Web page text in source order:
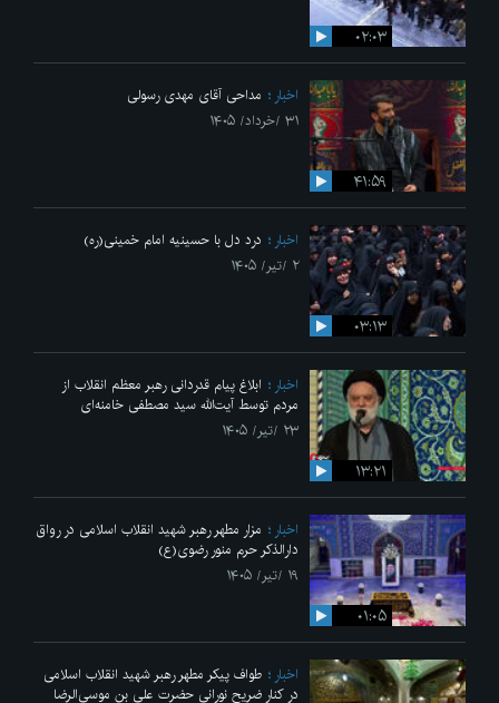
۰۲:۰۳
۴۱:۵۹
اخبار
مداحی آقای مهدی رسولی
۳۱ /خرداد/ ۱۴۰۵
۰۳:۱۳
اخبار
درد دل با حسینیه امام خمینی(ره)
۲ /تیر/ ۱۴۰۵
۱۳:۲۱
اخبار
ابلاغ پیام قدردانی رهبر معظم انقلاب از
مردم توسط آیت‌الله سید مصطفی خامنه‌ای
۲۳ /تیر/ ۱۴۰۵
۰۱:۰۵
اخبار
مزار مطهر رهبر شهید انقلاب اسلامی در رواق
دارالذکر حرم منور رضوی(ع)
۱۹ /تیر/ ۱۴۰۵
اخبار
طواف پیکر مطهر رهبر شهید انقلاب اسلامی
در کنار ضریح نورانی حضرت علی‌ بن موسی‌الرضا